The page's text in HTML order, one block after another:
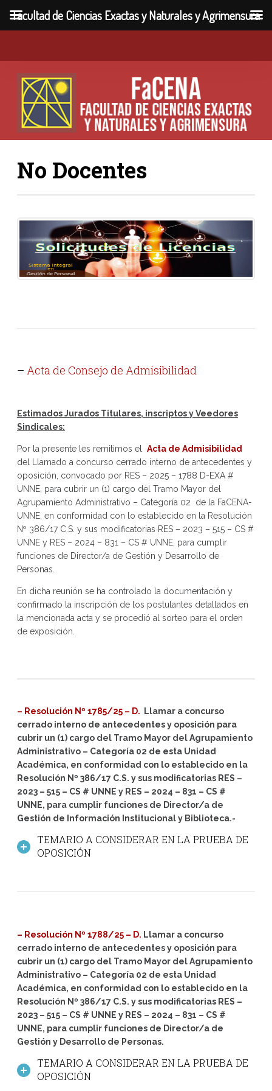
No Docentes
– Acta de Consejo de Admisibilidad
Estimados Jurados Titulares, inscriptos y Veedores
Sindicales:
Por la presente les remitimos el Acta de Admisibilidad
del Llamado a concurso cerrado interno de antecedentes y
oposición, convocado por RES – 2025 – 1788 D-EXA #
UNNE, para cubrir un (1) cargo del Tramo Mayor del
Agrupamiento Administrativo – Categoría 02 de la FaCENA-
UNNE, en conformidad con lo establecido en la Resolución
Nº 386/17 C.S. y sus modificatorias RES – 2023 – 515 – CS #
UNNE y RES – 2024 – 831 – CS # UNNE, para cumplir
funciones de Director/a de Gestión y Desarrollo de
Personas.
En dicha reunión se ha controlado la documentación y
confirmado la inscripción de los postulantes detallados en
la mencionada acta y se procedió al sorteo para el orden
de exposición.
– Resolución Nº 1785/25 – D.
Llamar a concurso
cerrado interno de antecedentes y oposición para
cubrir un (1) cargo del Tramo Mayor del Agrupamiento
Administrativo – Categoría 02 de esta Unidad
Académica, en conformidad con lo establecido en la
Resolución Nº 386/17 C.S. y sus modificatorias RES –
2023 – 515 – CS # UNNE y RES – 2024 – 831 – CS #
UNNE, para cumplir funciones de Director/a de
Gestión de Información Institucional y Biblioteca.-
TEMARIO A CONSIDERAR EN LA PRUEBA DE
OPOSICIÓN
– Resolución Nº 1788/25 – D. Llamar a concurso
cerrado interno de antecedentes y oposición para
cubrir un (1) cargo del Tramo Mayor del Agrupamiento
Administrativo – Categoría 02 de esta Unidad
Académica, en conformidad con lo establecido en la
Resolución Nº 386/17 C.S. y sus modificatorias RES –
2023 – 515 – CS # UNNE y RES – 2024 – 831 – CS #
UNNE, para cumplir funciones de Director/a de
Gestión y Desarrollo de Personas.
TEMARIO A CONSIDERAR EN LA PRUEBA DE
OPOSICIÓN
Facultad de Ciencias Exactas y Naturales y Agrimensura